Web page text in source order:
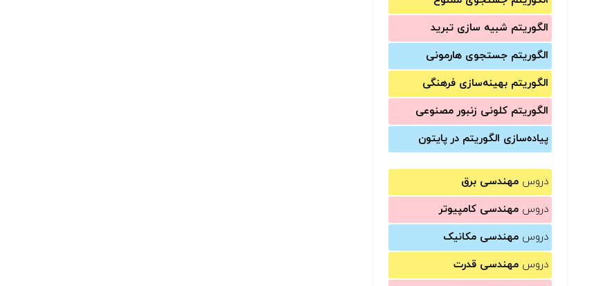
الگوریتم شبیه سازی تبرید
الگوریتم جستجوی هارمونی
الگوریتم بهینه‌سازی فرهنگی
الگوریتم کلونی زنبور مصنوعی
پیاده‌سازی الگوریتم در پایتون
دروس مهندسی برق
دروس مهندسی کامپیوتر
دروس مهندسی مکانیک
دروس مهندسی قدرت